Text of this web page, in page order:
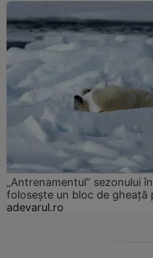
„Antrenamentul” sezonului
folosește un bloc de gheață
adevarul.ro